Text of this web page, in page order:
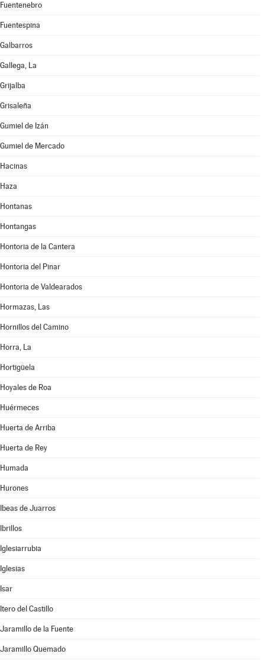
Fuentenebro
Fuentespina
Galbarros
Gallega, La
Grijalba
Grisaleña
Gumiel de Izán
Gumiel de Mercado
Hacinas
Haza
Hontanas
Hontangas
Hontoria de la Cantera
Hontoria del Pinar
Hontoria de Valdearados
Hormazas, Las
Hornillos del Camino
Horra, La
Hortigüela
Hoyales de Roa
Huérmeces
Huerta de Arriba
Huerta de Rey
Humada
Hurones
Ibeas de Juarros
Ibrillos
Iglesiarrubia
Iglesias
Isar
Itero del Castillo
Jaramillo de la Fuente
Jaramillo Quemado